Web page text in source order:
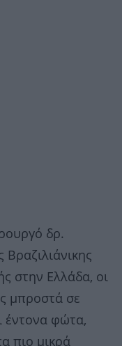
δρ.
στην Ελλάδα, οι
μπροστά σε
έντονα φώτα,
πιο μικρά